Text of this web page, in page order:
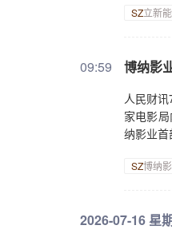
SZ立新
09:59 博纳影
人民财
家电影
纳影业首
SZ博纳
2026-07-16 星